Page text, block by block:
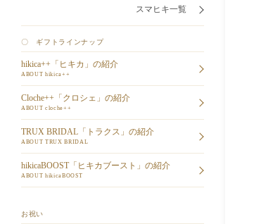
スマヒキ一覧
〇 ギフトラインナップ
hikica++「ヒキカ」の紹介
ABOUT hikica++
Cloche++「クロシェ」の紹介
ABOUT cloche++
TRUX BRIDAL「トラクス」の紹介
ABOUT TRUX BRIDAL
hikicaBOOST「ヒキカブースト」の紹介
ABOUT hikicaBOOST
お祝い